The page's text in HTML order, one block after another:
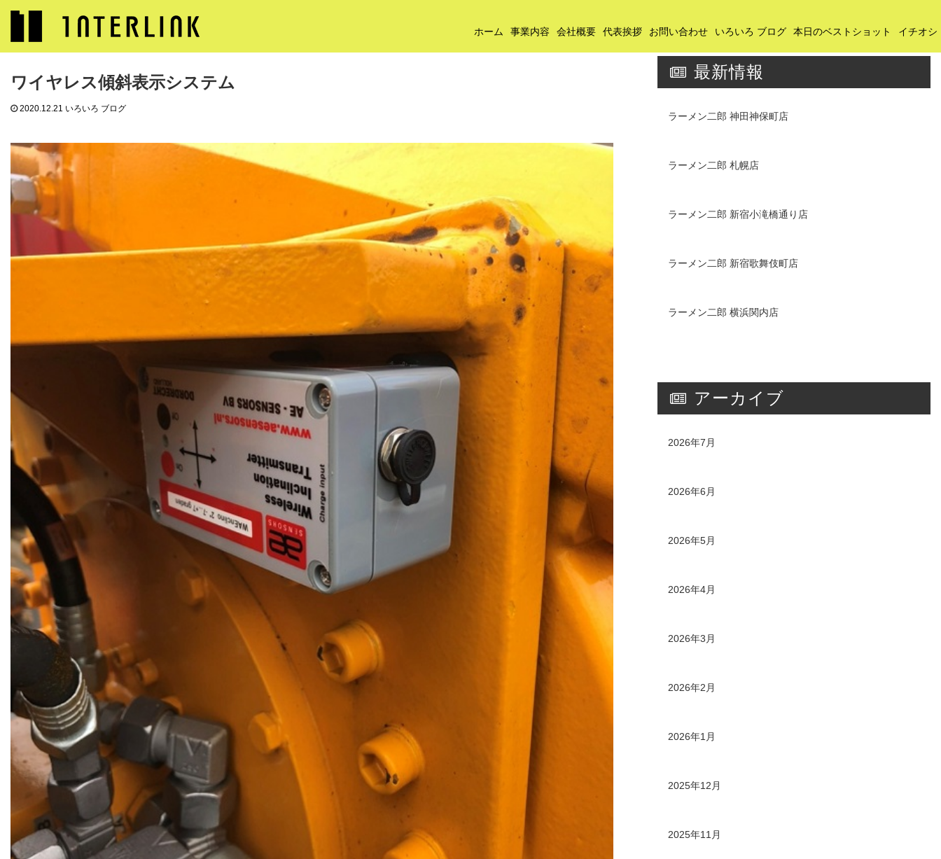
ホーム 事業内容 会社概要 代表挨拶 お問い合わせ いろいろ ブログ 本日のベストショット イチオシ
いろいろ ブログ ワイヤレス傾斜表示システム
ワイヤレス傾斜表示システム
2020.12.21 いろいろ ブログ
最新情報
ラーメン二郎 神田神保町店
ラーメン二郎 札幌店
ラーメン二郎 新宿小滝橋通り店
ラーメン二郎 新宿歌舞伎町店
ラーメン二郎 横浜関内店
アーカイブ
2026年7月
2026年6月
2026年5月
2026年4月
2026年3月
2026年2月
2026年1月
2025年12月
2025年11月